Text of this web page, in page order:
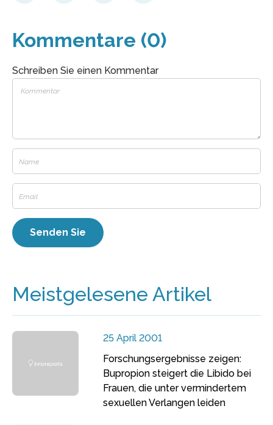
Kommentare (0)
Schreiben Sie einen Kommentar
Meistgelesene Artikel
25 April 2001
Forschungsergebnisse zeigen:
Bupropion steigert die Libido bei
Frauen, die unter vermindertem
sexuellen Verlangen leiden